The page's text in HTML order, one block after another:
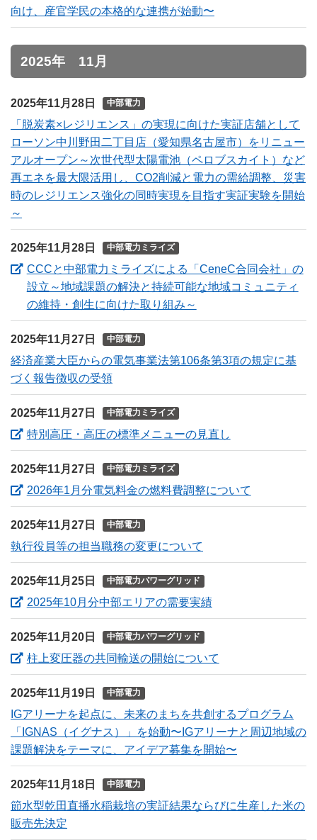
向け、産官学民の本格的な連携が始動〜
2025年 11月
2025年11月28日 中部電力
「脱炭素×レジリエンス」の実現に向けた実証店舗として
ローソン中川野田二丁目店（愛知県名古屋市）をリニュー
アルオープン～次世代型太陽電池（ペロブスカイト）など
再エネを最大限活用し、CO2削減と電力の需給調整、災害
時のレジリエンス強化の同時実現を目指す実証実験を開始
～
2025年11月28日 中部電力ミライズ
CCCと中部電力ミライズによる「CeneC合同会社」の
設立～地域課題の解決と持続可能な地域コミュニティ
の維持・創生に向けた取り組み～
2025年11月27日 中部電力
経済産業大臣からの電気事業法第106条第3項の規定に基
づく報告徴収の受領
2025年11月27日 中部電力ミライズ
特別高圧・高圧の標準メニューの見直し
2025年11月27日 中部電力ミライズ
2026年1月分電気料金の燃料費調整について
2025年11月27日 中部電力
執行役員等の担当職務の変更について
2025年11月25日 中部電力パワーグリッド
2025年10月分中部エリアの需要実績（新しいウィンドウ
2025年11月20日 中部電力パワーグリッド
柱上変圧器の共同輸送の開始について
2025年11月19日 中部電力
IGアリーナを起点に、未来のまちを共創するプログラム
「IGNAS（イグナス）」を始動〜IGアリーナと周辺地域の
課題解決をテーマに、アイデア募集を開始〜
2025年11月18日 中部電力
節水型乾田直播水稲栽培の実証結果ならびに生産した米の
販売先決定